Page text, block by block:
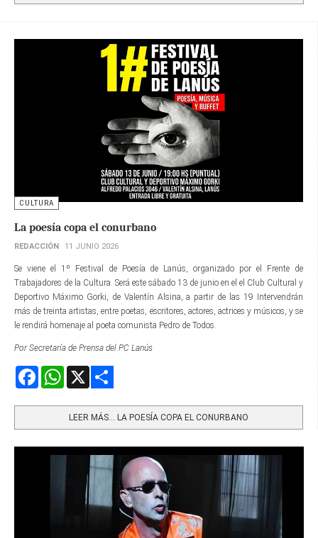
CULTURA
La poesía copa el conurbano
REDACCIÓN 11 JUNIO 2026
Se viene el 1º Festival de Poesía de Lanús, organizado por el Frente de
Trabajadores de la Cultura. Será este sábado 13 de junio en el el Club Cultural y
Deportivo Máximo Gorki, de Valentín Alsina, a partir de las 19 Intervendrán
más de treinta artistas, entre poetas, escritores, actores, actrices y músicos, y se
le rendirá homenaje al poeta comunista Pedro de Todos.
Por Secretaría de Prensa del PC Lanús
FacebookWhatsApp
LEER MÁS… LA POESÍA COPA EL CONURBANO